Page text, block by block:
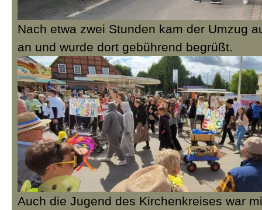
Nach etwa zwei Stunden kam der Umzug
an und wurde dort gebührend begrüßt.
Auch die Jugend des Kirchenkreises war